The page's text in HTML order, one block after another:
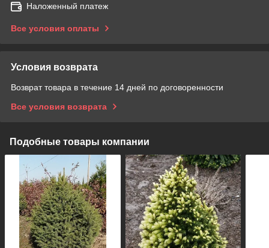
Наложенный платеж
Все условия оплаты
Условия возврата
Возврат товара в течение 14 дней по договоренности
Все условия возврата
Подобные товары компании